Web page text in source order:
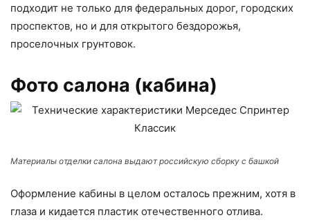
подходит не только для федеральных дорог, городских
проспектов, но и для открытого бездорожья,
проселочных грунтовок.
Фото салона (кабина)
Материалы отделки салона выдают российскую сборку с башкой
Оформление кабины в целом осталось прежним, хотя в
глаза и кидается пластик отечественного отлива.